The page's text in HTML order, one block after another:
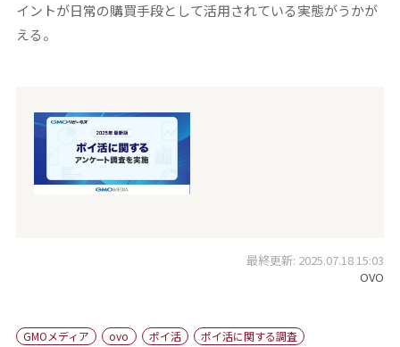
イントが日常の購買手段として活用されている実態がうかが
える。
最終更新: 2025.07.18 15:03
OVO
GMOメディア ovo ポイ活 ポイ活に関する調査